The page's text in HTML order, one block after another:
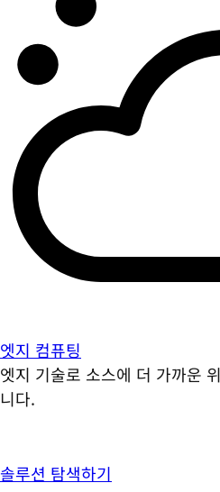
엣지 컴퓨팅
엣지 기술로 소스에 더 가까운
니다.
솔루션 탐색하기